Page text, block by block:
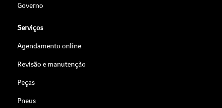
Governo
Serviços
Agendamento online
Revisão e manutenção
Peças
Pneus